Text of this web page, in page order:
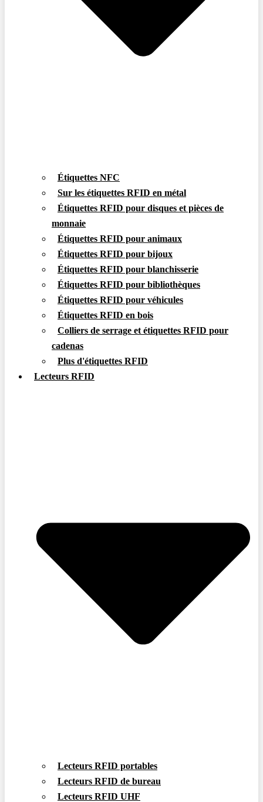
Étiquettes NFC
Sur les étiquettes RFID en métal
Étiquettes RFID pour disques et pièces de
monnaie
Étiquettes RFID pour animaux
Étiquettes RFID pour bijoux
Étiquettes RFID pour blanchisserie
Étiquettes RFID pour bibliothèques
Étiquettes RFID pour véhicules
Étiquettes RFID en bois
Colliers de serrage et étiquettes RFID pour
cadenas
Plus d'étiquettes RFID
Lecteurs RFID
Lecteurs RFID portables
Lecteurs RFID de bureau
Lecteurs RFID UHF